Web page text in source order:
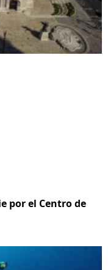
por el Centro de